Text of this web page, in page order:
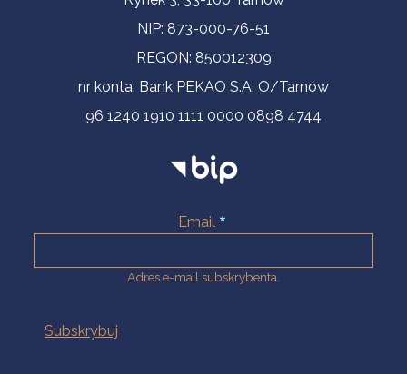
NIP: 873-000-76-51
REGON: 850012309
nr konta: Bank PEKAO S.A. O/Tarnów
96 1240 1910 1111 0000 0898 4744
Email
Adres e-mail subskrybenta.